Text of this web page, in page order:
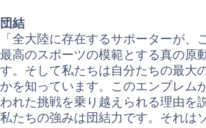
団結
「全大陸に存在するサポーターが、
最高のスポーツの模範とする真の原
す。そして私たちは自分たちの最大
かを知っています。このエンブレム
われた挑戦を乗り越えられる理由を
私たちの強みは団結力です。それは